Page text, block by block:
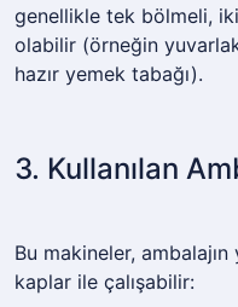
genellikle tek bölmeli,
olabilir (örneğin
hazır yemek tabağı).
3. Kullanılan
Bu makineler,
kaplar ile çalışabilir: